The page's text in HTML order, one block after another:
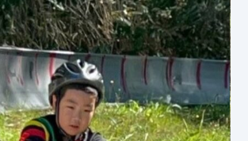
以上、體重限制120kg以下
15歲以上）以下的情況下，需
（18歲以上）的同意。
安装安全带的人无法使用此服
著裙子、浴衣、容易脫下的鞋
鞋、涼鞋和赤腳。